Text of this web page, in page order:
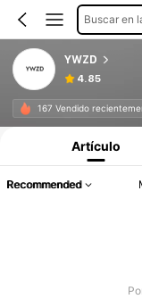
Buscar en
YWZD
4.85
167 Vendido
Artículo
Recommended